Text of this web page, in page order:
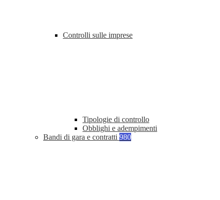
Controlli sulle imprese
Tipologie di controllo
Obblighi e adempimenti
Bandi di gara e contratti 980